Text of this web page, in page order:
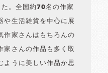
。全国約70名の作家
や生活雑貨を中心に展
作家さんはもちろんの
家さんの作品も多く取
ように美しい作品か思